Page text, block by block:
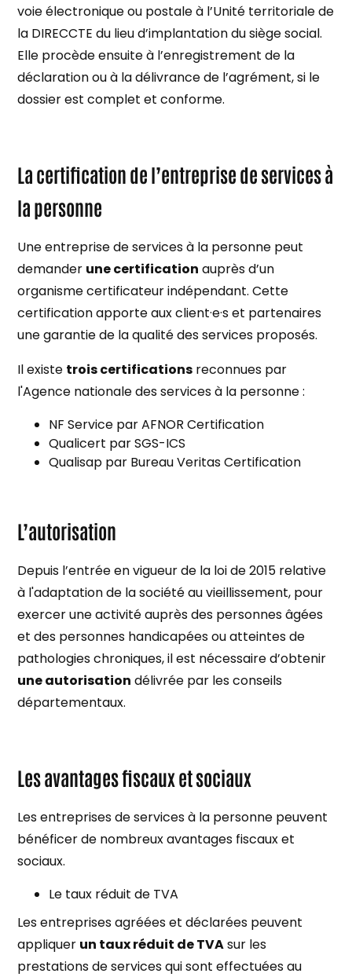
voie électronique ou postale à l’Unité territoriale de
la DIRECCTE du lieu d’implantation du siège social.
Elle procède ensuite à l’enregistrement de la
déclaration ou à la délivrance de l’agrément, si le
dossier est complet et conforme.
La certification de l’entreprise de services à
la personne
Une entreprise de services à la personne peut
demander une certification auprès d’un
organisme certificateur indépendant. Cette
certification apporte aux client·e·s et partenaires
une garantie de la qualité des services proposés.
Il existe trois certifications reconnues par
l'Agence nationale des services à la personne :
NF Service par AFNOR Certification
Qualicert par SGS-ICS
Qualisap par Bureau Veritas Certification
L’autorisation
Depuis l’entrée en vigueur de la loi de 2015 relative
à l'adaptation de la société au vieillissement, pour
exercer une activité auprès des personnes âgées
et des personnes handicapées ou atteintes de
pathologies chroniques, il est nécessaire d’obtenir
une autorisation délivrée par les conseils
départementaux.
Les avantages fiscaux et sociaux
Les entreprises de services à la personne peuvent
bénéficer de nombreux avantages fiscaux et
sociaux.
Le taux réduit de TVA
Les entreprises agréées et déclarées peuvent
appliquer un taux réduit de TVAsur les
prestations de services qui sont effectuées au